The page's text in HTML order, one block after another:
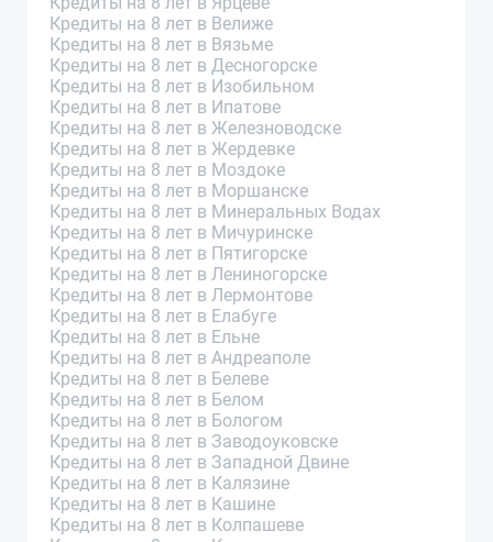
Кредиты на 8 лет в Велиже
Кредиты на 8 лет в Вязьме
Кредиты на 8 лет в Десногорске
Кредиты на 8 лет в Изобильном
Кредиты на 8 лет в Ипатове
Кредиты на 8 лет в Железноводске
Кредиты на 8 лет в Жердевке
Кредиты на 8 лет в Моздоке
Кредиты на 8 лет в Моршанске
Кредиты на 8 лет в Минеральных Водах
Кредиты на 8 лет в Мичуринске
Кредиты на 8 лет в Пятигорске
Кредиты на 8 лет в Лениногорске
Кредиты на 8 лет в Лермонтове
Кредиты на 8 лет в Елабуге
Кредиты на 8 лет в Ельне
Кредиты на 8 лет в Андреаполе
Кредиты на 8 лет в Белеве
Кредиты на 8 лет в Белом
Кредиты на 8 лет в Бологом
Кредиты на 8 лет в Заводоуковске
Кредиты на 8 лет в Западной Двине
Кредиты на 8 лет в Калязине
Кредиты на 8 лет в Кашине
Кредиты на 8 лет в Колпашеве